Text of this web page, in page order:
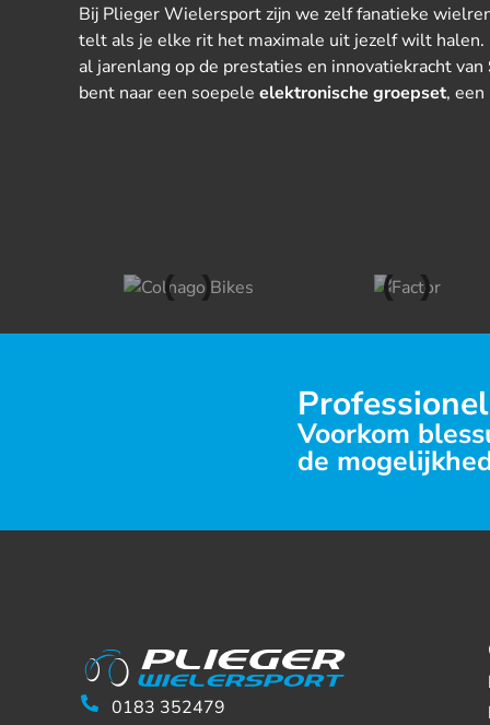
Bij Plieger Wielersport zijn we zelf fanatieke
telt als je elke rit het maximale uit jezelf wilt halen.
al jarenlang op de prestaties en innovatiekracht van
bent naar een soepele elektronische groepset,
Voorkom
de
0183 352479